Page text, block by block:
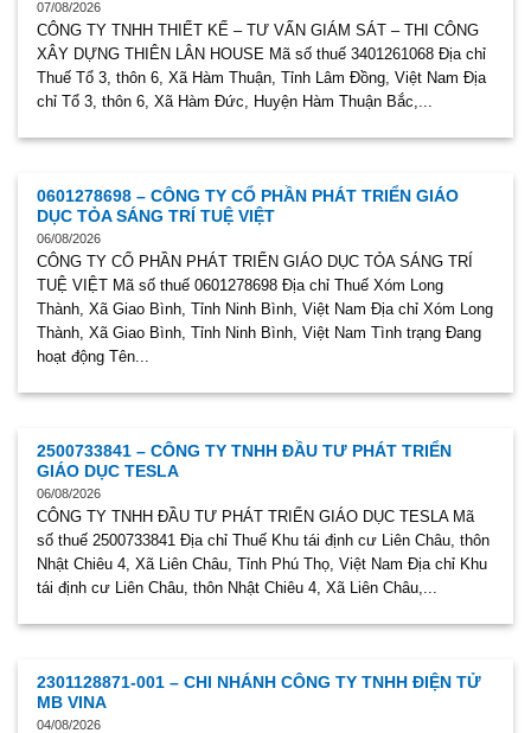
07/08/2026
CÔNG TY TNHH THIẾT KẾ – TƯ VẤN GIÁM SÁT – THI CÔNG
XÂY DỰNG THIÊN LÂN HOUSE Mã số thuế 3401261068 Địa chỉ
Thuế Tổ 3, thôn 6, Xã Hàm Thuận, Tỉnh Lâm Đồng, Việt Nam Địa
chỉ Tổ 3, thôn 6, Xã Hàm Đức, Huyện Hàm Thuận Bắc,...
0601278698 – CÔNG TY CỔ PHẦN PHÁT TRIỂN GIÁO
DỤC TỎA SÁNG TRÍ TUỆ VIỆT
06/08/2026
CÔNG TY CỔ PHẦN PHÁT TRIỂN GIÁO DỤC TỎA SÁNG TRÍ
TUỆ VIỆT Mã số thuế 0601278698 Địa chỉ Thuế Xóm Long
Thành, Xã Giao Bình, Tỉnh Ninh Bình, Việt Nam Địa chỉ Xóm Long
Thành, Xã Giao Bình, Tỉnh Ninh Bình, Việt Nam Tình trạng Đang
hoạt động Tên...
2500733841 – CÔNG TY TNHH ĐẦU TƯ PHÁT TRIỂN
GIÁO DỤC TESLA
06/08/2026
CÔNG TY TNHH ĐẦU TƯ PHÁT TRIỂN GIÁO DỤC TESLA Mã
số thuế 2500733841 Địa chỉ Thuế Khu tái định cư Liên Châu, thôn
Nhật Chiêu 4, Xã Liên Châu, Tỉnh Phú Thọ, Việt Nam Địa chỉ Khu
tái định cư Liên Châu, thôn Nhật Chiêu 4, Xã Liên Châu,...
2301128871-001 – CHI NHÁNH CÔNG TY TNHH ĐIỆN TỬ
MB VINA
04/08/2026